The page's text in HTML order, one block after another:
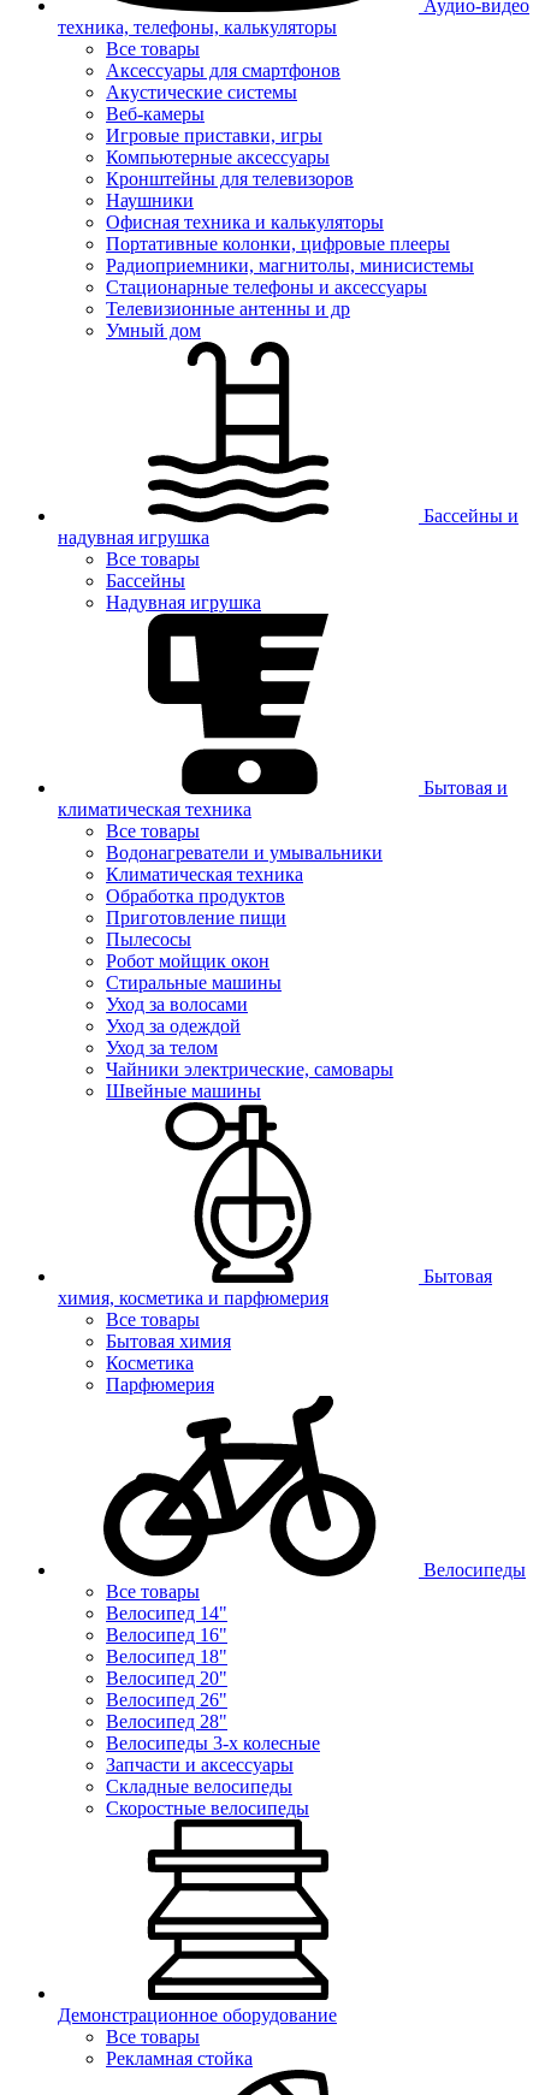
Аудио-видео
техника, телефоны, калькуляторы
Все товары
Аксессуары для смартфонов
Акустические системы
Веб-камеры
Игровые приставки, игры
Компьютерные аксессуары
Кронштейны для телевизоров
Наушники
Офисная техника и калькуляторы
Портативные колонки, цифровые плееры
Радиоприемники, магнитолы, минисистемы
Стационарные телефоны и аксессуары
Телевизионные антенны и др
Умный дом
Бассейны и
надувная игрушка
Все товары
Бассейны
Надувная игрушка
Бытовая и
климатическая техника
Все товары
Водонагреватели и умывальники
Климатическая техника
Обработка продуктов
Приготовление пищи
Пылесосы
Робот мойщик окон
Стиральные машины
Уход за волосами
Уход за одеждой
Уход за телом
Чайники электрические, самовары
Швейные машины
Бытовая
химия, косметика и парфюмерия
Все товары
Бытовая химия
Косметика
Парфюмерия
Велосипеды
Все товары
Велосипед 14"
Велосипед 16"
Велосипед 18"
Велосипед 20"
Велосипед 26"
Велосипед 28"
Велосипеды 3-х колесные
Запчасти и аксессуары
Складные велосипеды
Скоростные велосипеды
Демонстрационное оборудование
Все товары
Рекламная стойка